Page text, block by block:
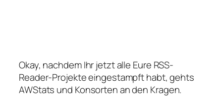
Okay, nachdem Ihr jetzt alle Eure RSS-
Reader-Projekte eingestampft habt, gehts
AWStats und Konsorten an den Kragen.